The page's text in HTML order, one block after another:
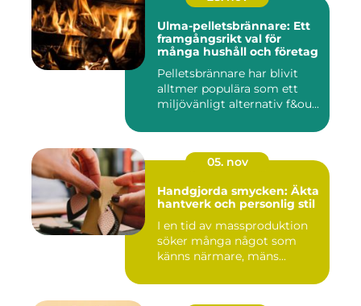
Ulma-pelletsbrännare: Ett
framgångsrikt val för
många hushåll och företag
Pelletsbrännare har blivit
alltmer populära som ett
miljövänligt alternativ f&ou...
05. nov
Handgjorda smycken: Äkta
hantverk och personlig stil
I en tid av massproduktion
söker många något som
känns närmare, mäns...